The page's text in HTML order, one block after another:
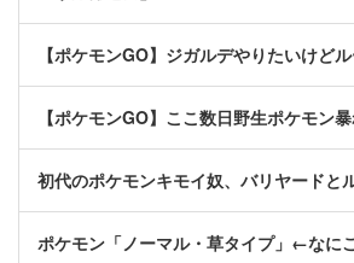
【ポケモンGO】ジガルデやりたいけど
【ポケモンGO】ここ数日野生ポケモン
初代のポケモンキモイ奴、バリヤードと
ポケモン「ノーマル・草タイプ」←なに